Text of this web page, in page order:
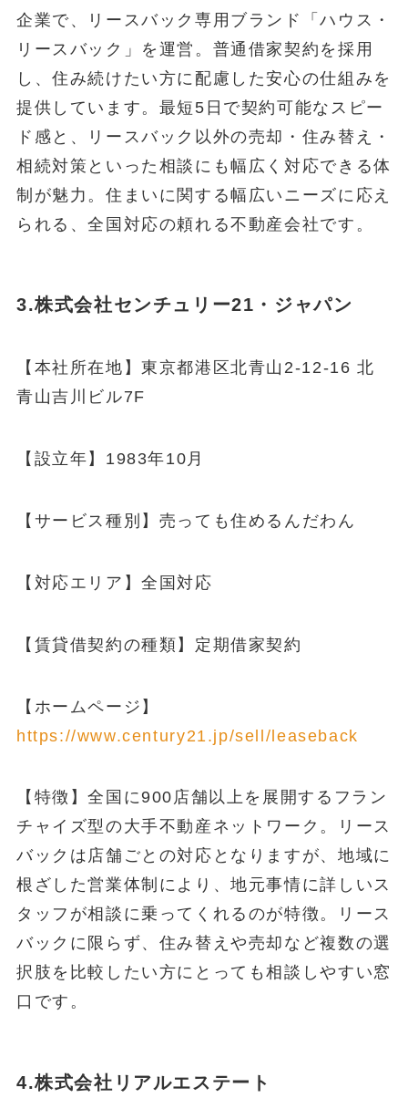
企業で、リースバック専用ブランド「ハウス・
リースバック」を運営。普通借家契約を採用
し、住み続けたい方に配慮した安心の仕組みを
提供しています。最短5日で契約可能なスピー
ド感と、リースバック以外の売却・住み替え・
相続対策といった相談にも幅広く対応できる体
制が魅力。住まいに関する幅広いニーズに応え
られる、全国対応の頼れる不動産会社です。
3.株式会社センチュリー21・ジャパン
【本社所在地】東京都港区北青山2-12-16 北
青山吉川ビル7F
【設立年】1983年10月
【サービス種別】売っても住めるんだわん
【対応エリア】全国対応
【賃貸借契約の種類】定期借家契約
【ホームページ】
https://www.century21.jp/sell/leaseback
【特徴】全国に900店舗以上を展開するフラン
チャイズ型の大手不動産ネットワーク。リース
バックは店舗ごとの対応となりますが、地域に
根ざした営業体制により、地元事情に詳しいス
タッフが相談に乗ってくれるのが特徴。リース
バックに限らず、住み替えや売却など複数の選
択肢を比較したい方にとっても相談しやすい窓
口です。
4.株式会社リアルエステート